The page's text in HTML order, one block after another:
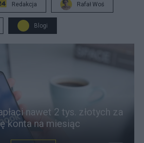
Redakcja Rafał Woś
Blogi
nawet 2 tys. złotych za
konta na miesiąc